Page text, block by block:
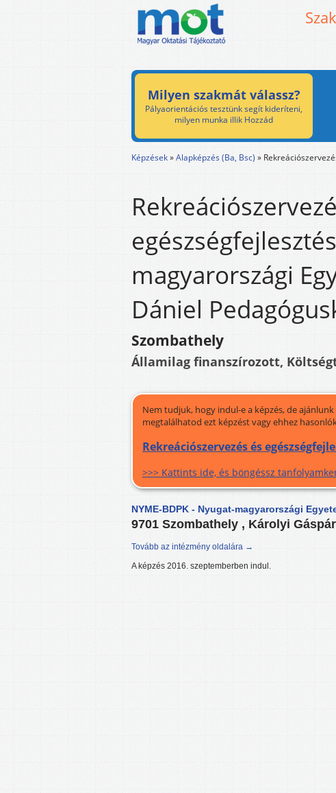
Milyen szakmát válassz?
Pályaorientációs tesztünk segít kideríteni,
milyen munka illik Hozzád
Képzések»Alapképzés (Ba, Bsc) »
magyarországi
Dániel
Szombathely
Államilag finanszírozott,
Nem tudjuk, hogy indul-e a képzés, de
megtalálhatod ezt képzést vagy ehhez
Rekreációszervezés és
>>> Kattints ide, és böngéssz
NYME-BDPK - Nyugat-magyarországi
9701 Szombathely , Károlyi
Tovább az intézmény oldalára →
A képzés 2016. szeptemberben indul.